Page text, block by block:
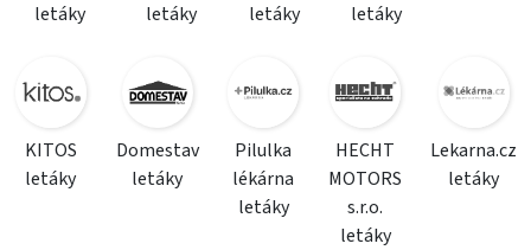
letáky
letáky
letáky
letáky
KITOS
letáky
Domestav
letáky
Pilulka
lékárna
letáky
HECHT
MOTORS
s.r.o.
letáky
Lekarna.cz
letáky